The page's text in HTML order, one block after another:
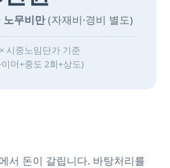
노무비만(자재비·경비 별도)
시중노임단가 기준
머+중도 2회+상도)
서 돈이 갈립니다. 바탕처리를